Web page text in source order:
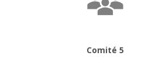
Comité 5